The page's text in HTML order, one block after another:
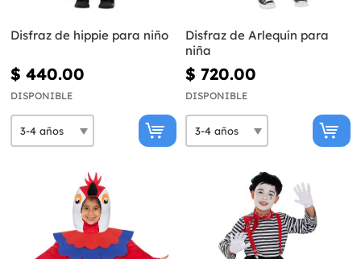
Disfraz de hippie para niño
$ 440.00
DISPONIBLE
Disfraz de Arlequín para
niña
$ 720.00
DISPONIBLE